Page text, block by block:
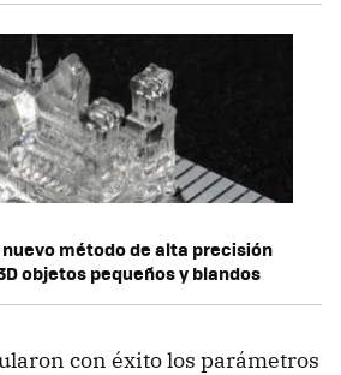
método de alta precisión
objetos pequeños y blandos
con éxito los parámetros